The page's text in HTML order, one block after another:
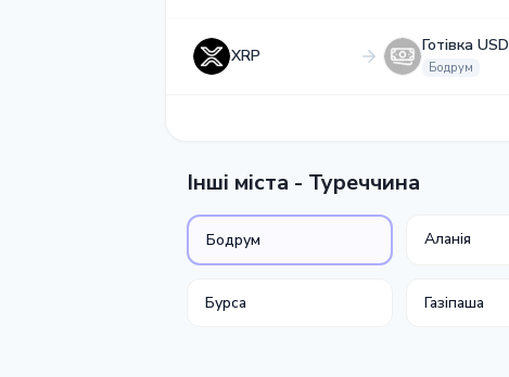
XRP
Готівка USD
Бодрум
Інші міста - Туреччина
Бодрум Аланія
Бурса Газіпаша